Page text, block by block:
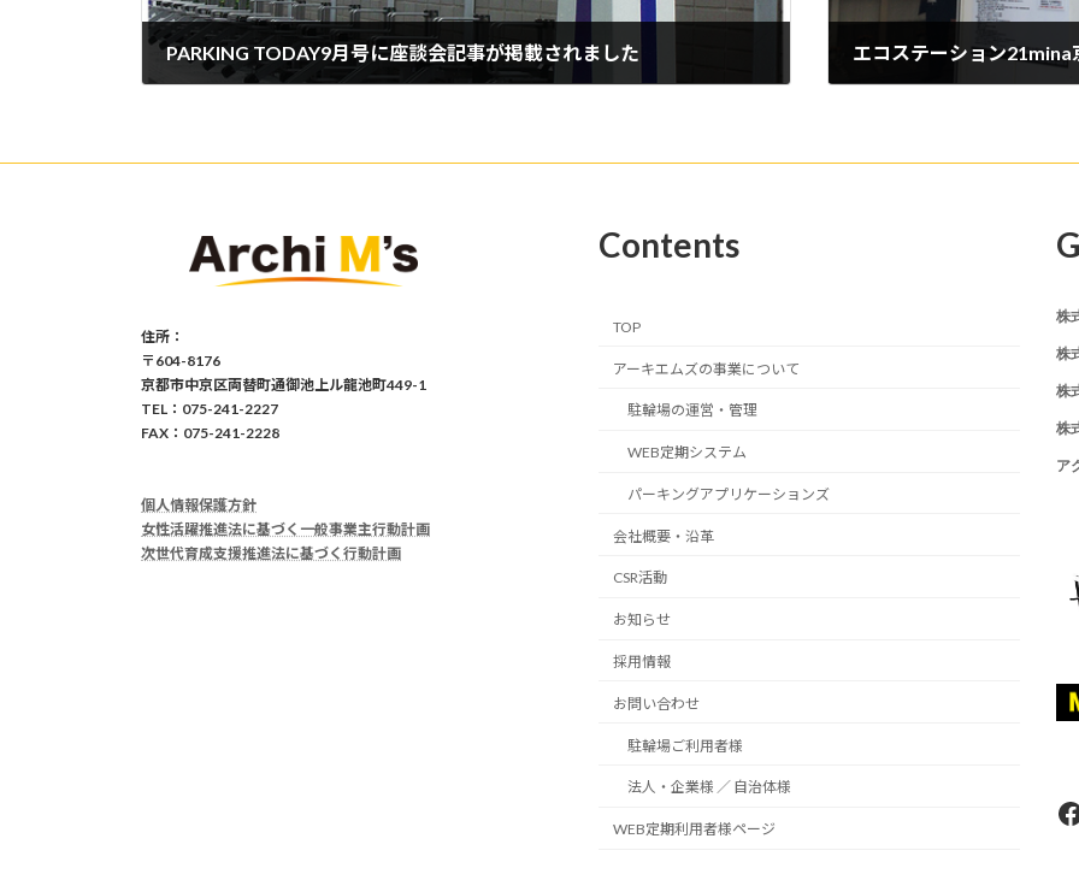
PARKING TODAY9月号に座談会記事が掲載されました エコステーション
住所：
〒604-8176
京都市中京区両替町通御池上ル龍池町449-1
TEL：075-241-2227
FAX：075-241-2228
個人情報保護方針
女性活躍推進法に基づく一般事業主行動計画
次世代育成支援推進法に基づく行動計画
Contents
TOP
アーキエムズの事業について
駐輪場の運営・管理
WEB定期システム
パーキングアプリケーションズ
会社概要・沿革
CSR活動
お知らせ
採用情報
お問い合わせ
駐輪場ご利用者様
法人・企業様 ／ 自治体様
WEB定期利用者様ページ
株
株
株
株
ア